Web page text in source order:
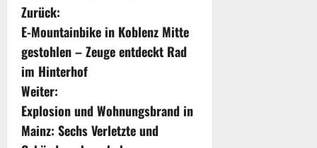
Zurück:
E-Mountainbike in Koblenz Mitte
gestohlen – Zeuge entdeckt Rad
im Hinterhof
Weiter:
Explosion und Wohnungsbrand in
Mainz: Sechs Verletzte und